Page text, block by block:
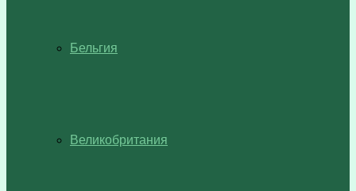
Бельгия
Великобритания